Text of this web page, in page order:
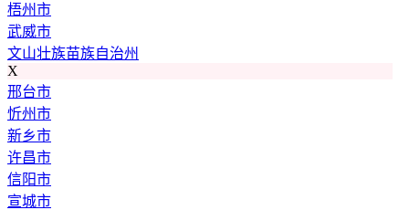
梧州市
武威市
文山壮族苗族自治州
X
邢台市
忻州市
新乡市
许昌市
信阳市
宣城市